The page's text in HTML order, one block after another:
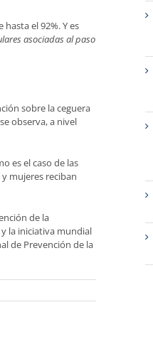
el 92%. Y es
asociadas al paso
sobre la ceguera
observa, a nivel
es el caso de las
mujeres reciban
de la
la iniciativa mundial
de Prevención de la